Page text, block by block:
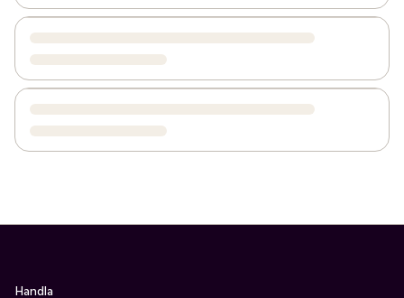
Handla